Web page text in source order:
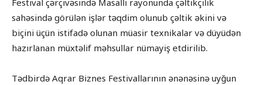
Festival çərçivəsində Masallı rayonunda çəltikçilik
sahəsində görülən işlər təqdim olunub çəltik əkini və
biçini üçün istifadə olunan müasir texnikalar və düyüdən
hazırlanan müxtəlif məhsullar nümayiş etdirilib.
Tədbirdə Aqrar Biznes Festivallarının ənənəsinə uyğun